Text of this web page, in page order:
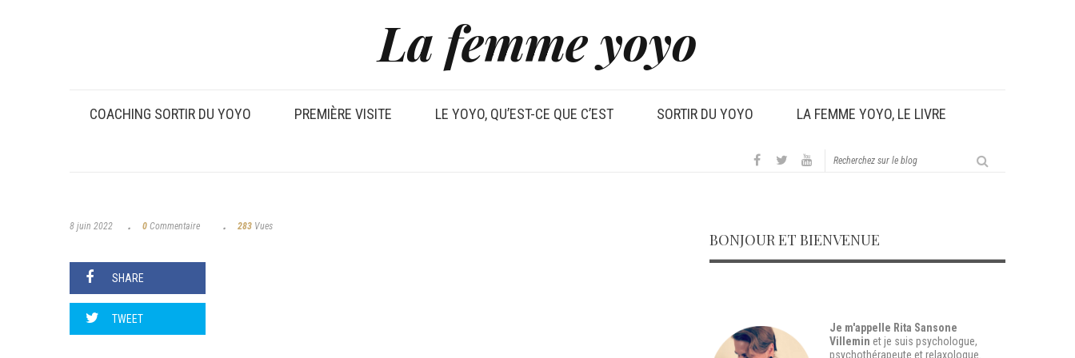
La femme yoyo
COACHING SORTIR DU YOYO PREMIÈRE VISITE LE YOYO, QU’EST-CE QUE C’EST SORTIR DU YOYO LA FEMME YOYO, LE LIVRE
8 juin 2022 0 Commentaire 283 Vues
SHARE
TWEET
BONJOUR ET BIENVENUE
Je m'appelle Rita Sansone
Villemin et je suis psychologue,
psychothérapeute et relaxologue